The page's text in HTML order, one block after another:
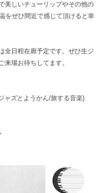
美しいチューリップやその他の
をぜひ間近で感じて頂けると幸
全日程在廊予定です。ぜひ生ジ
来場お待ちしてます。
ャズとようかん/旅する音楽)